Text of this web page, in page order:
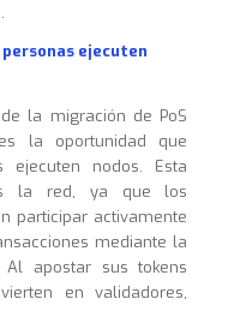
ejecuten
la migración de PoS
la oportunidad que
nodos. Esta
la red, ya que los
participar activamente
mediante la
apostar sus tokens
en validadores,